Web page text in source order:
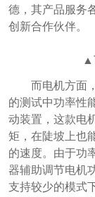
德，其产品服务
创新合作伙伴。
而电机方面
的测试中功率性
动装置，这款电
矩，在陡坡上也
的速度。由于功
器辅助调节电机
支持较少的模式